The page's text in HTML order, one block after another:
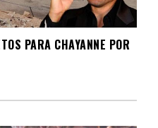
PARA CHAYANNE POR